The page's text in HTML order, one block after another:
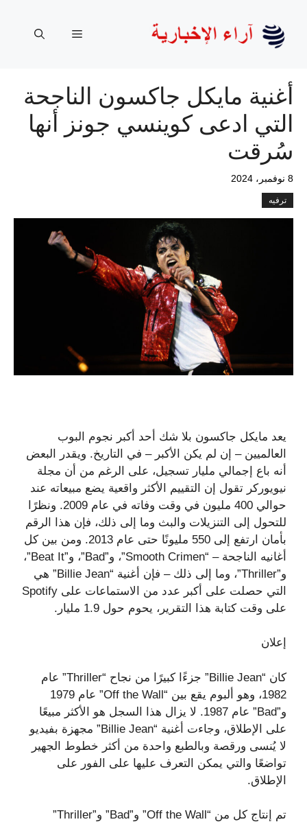
المحتوى
القائمة
أغنية مايكل جاكسون الناجحة
التي ادعى كوينسي جونز أنها
سُرقت
8 نوفمبر، 2024
ترفيه
يعد مايكل جاكسون بلا شك أحد أكبر نجوم البوب ​​​​
العالميين – إن لم يكن الأكبر – في التاريخ. ويقدر البعض
أنه باع إجمالي مليار تسجيل، على الرغم من أن مجلة
نيويوركر تقول إن التقييم الأكثر واقعية يضع مبيعاته عند
حوالي 400 مليون في وقت وفاته في عام 2009. ونظرًا
للتحول إلى التنزيلات والبث وما إلى ذلك، فإن هذا الرقم
بأمان ارتفع إلى 550 مليونًا حتى عام 2013. ومن بين كل
أغانيه الناجحة – “Smooth Crimen”، و”Bad”، و”Beat It”،
و”Thriller”، وما إلى ذلك – فإن أغنية “Billie Jean” هي
التي حصلت على أكبر عدد من الاستماعات على Spotify
على وقت كتابة هذا التقرير، يحوم حول 1.9 مليار.
إعلان
كان “Billie Jean” جزءًا كبيرًا من نجاح “Thriller” عام
1982، وهو ألبوم يقع بين “Off the Wall” عام 1979
و”Bad” عام 1987. لا يزال هذا السجل هو الأكثر مبيعًا
على الإطلاق، وجاءت أغنية “Billie Jean” مجهزة بفيديو
لا يُنسى ورقصة وبالطبع واحدة من أكثر خطوط الجهير
تواضعًا والتي يمكن التعرف عليها على الفور على
الإطلاق.
تم إنتاج كل من “Off the Wall” و”Bad” و”Thriller”